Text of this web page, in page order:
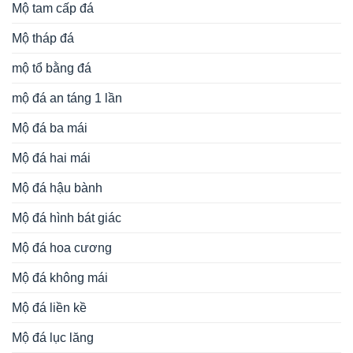
Mộ tam cấp đá
Mộ tháp đá
mộ tổ bằng đá
mộ đá an táng 1 lần
Mộ đá ba mái
Mộ đá hai mái
Mộ đá hậu bành
Mộ đá hình bát giác
Mộ đá hoa cương
Mộ đá không mái
Mộ đá liền kề
Mộ đá lục lăng